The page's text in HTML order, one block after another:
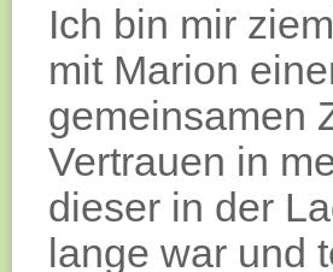
Ich bin mir
mit Marion
gemeinsamen
Vertrauen in
dieser in der
lange war und